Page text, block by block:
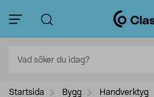
Startsida Bygg Handverktyg